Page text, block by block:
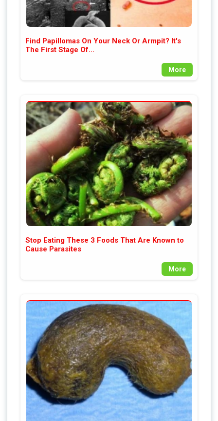
Find Papillomas On Your Neck Or Armpit? It's
The First Stage Of...
More
Stop Eating These 3 Foods That Are Known to
Cause Parasites
More